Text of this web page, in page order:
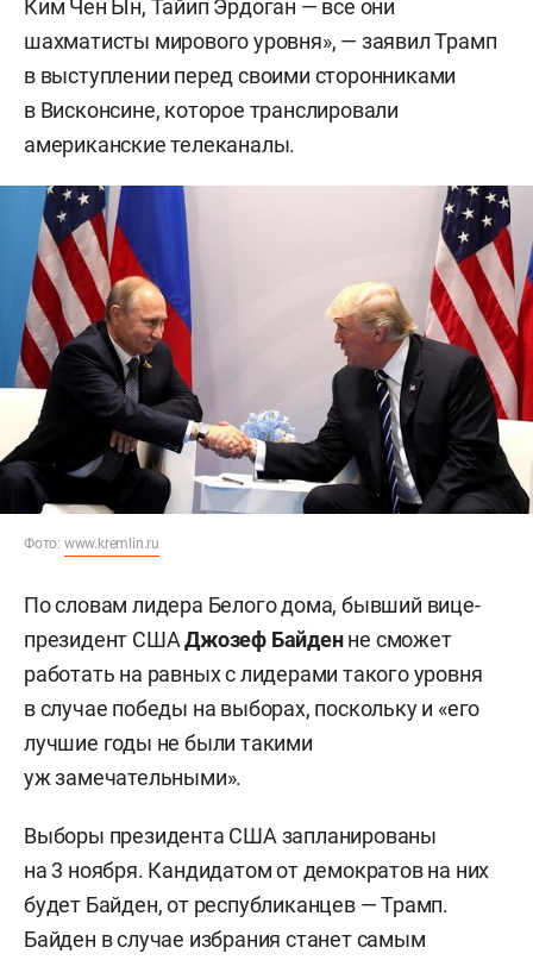
Ким Чен Ын, Тайип Эрдоган — все они
шахматисты мирового уровня», — заявил Трамп
в выступлении перед своими сторонниками
в Висконсине, которое транслировали
американские телеканалы.
Фото: www.kremlin.ru
По словам лидера Белого дома, бывший вице-
президент СШАДжозеф Байденне сможет
работать на равных с лидерами такого уровня
в случае победы на выборах, поскольку и «его
лучшие годы не были такими
уж замечательными».
Выборы президента США запланированы
на 3 ноября. Кандидатом от демократов на них
будет Байден, от республиканцев — Трамп.
Байден в случае избрания станет самым